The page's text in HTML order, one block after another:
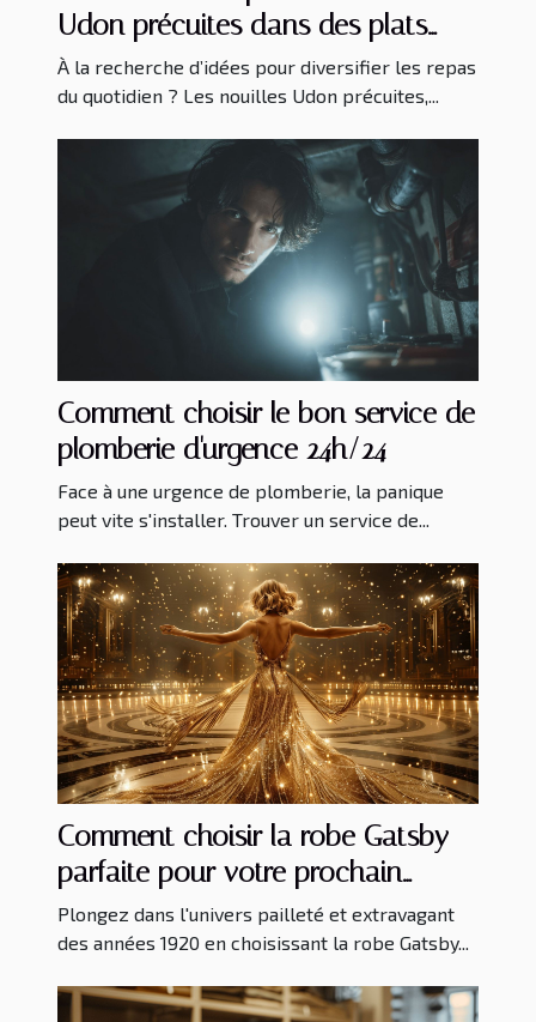
Udon précuites dans des plats
quotidiens
À la recherche d’idées pour diversifier les repas
du quotidien ? Les nouilles Udon précuites,...
Comment choisir le bon service de
plomberie d'urgence 24h/24
Face à une urgence de plomberie, la panique
peut vite s'installer. Trouver un service de...
Comment choisir la robe Gatsby
parfaite pour votre prochain
événement
Plongez dans l'univers pailleté et extravagant
des années 1920 en choisissant la robe Gatsby...